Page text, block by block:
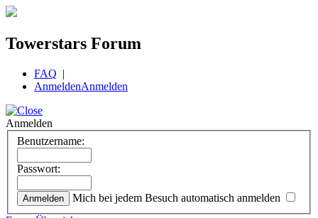
Towerstars Forum
FAQ |
AnmeldenAnmelden
Anmelden
Benutzername:
Passwort:
Mich bei jedem Besuch automatisch anmelden